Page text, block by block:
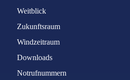
Weitblick
Zukunftsraum
Windzeitraum
Downloads
Notrufnummern